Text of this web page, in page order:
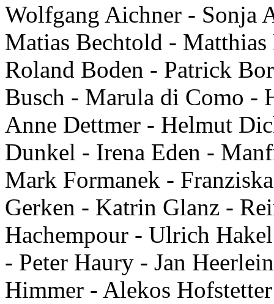
Wolfgang Aichner - Sonja
Matias Bechtold -
Roland Boden - Patrick
Busch - Marula di Como -
Anne Dettmer - Helmut
Dunkel - Irena Eden -
Mark Formanek -
Gerken - Katrin Glanz -
Hachempour - Ulrich
- Peter Haury - Jan
Himmer - Alekos